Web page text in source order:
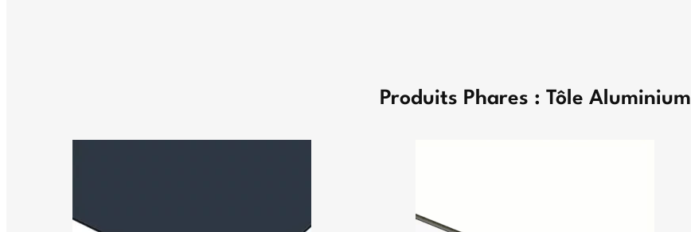
Produits Phares : Tôle Aluminium